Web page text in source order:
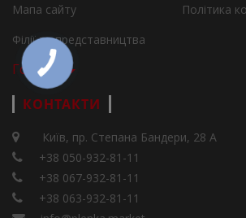
Мапа сайту
Політика
Філії та представництва
Города
КОНТАКТИ
Київ, пр. Степана Бандери, 28 А
+38 050-932-81-11
+38 067-932-81-11
+38 063-932-81-11